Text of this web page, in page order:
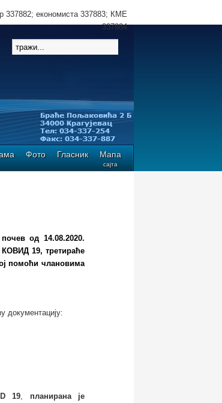
Фото Гласник Мапа
сајта
337882; економиста 337883; КМЕ
337884
од 14.08.2020.
КОВИД 19, третираће
помоћи члановима
документацију:
19
планирана је